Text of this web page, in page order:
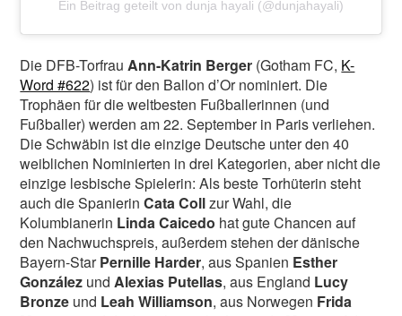
Ein Beitrag geteilt von dunja hayali (@dunjahayali)
Die DFB-TorfrauAnn-Katrin Berger (Gotham FC, K-
Word #622) ist für den Ballon d’Or nominiert. Die
Trophäen für die weltbesten Fußballerinnen (und
Fußballer) werden am 22. September in Paris verliehen.
Die Schwäbin ist die einzige Deutsche unter den 40
weiblichen Nominierten in drei Kategorien, aber nicht die
einzige lesbische Spielerin: Als beste Torhüterin steht
auch die SpanierinCata Collzur Wahl, die
Kolumbianerin Linda Caicedo hat gute Chancen auf
den Nachwuchspreis, außerdem stehen der dänische
Bayern-StarPernille Harder, aus Spanien Esther
González undAlexias Putellas, aus England Lucy
Bronze und Leah Williamson, aus Norwegen Frida